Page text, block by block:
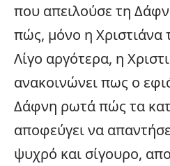
που απειλούσε τη
πώς, μόνο η Χριστιάνα
Λίγο αργότερα, η
ανακοινώνει πως ο
Δάφνη ρωτά πώς τα
αποφεύγει να
ψυχρό και σίγουρο,